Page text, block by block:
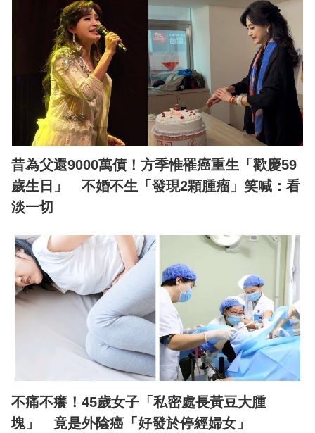
昔為父還9000萬債！方季惟罹癌重生「歡慶59
歲生日」 不婚不生「發現2顆腫瘤」笑喊：看
淡一切
不痛不癢！45歲女子「私密處長黃豆大腫
塊」 竟是外陰癌「好發於停經婦女」